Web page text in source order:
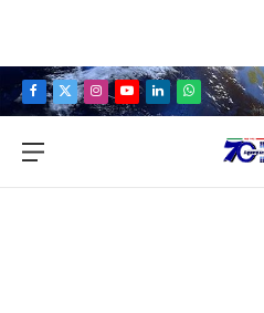
Facebook
X
Instagram
YouTubeLinkedInWhatsApp